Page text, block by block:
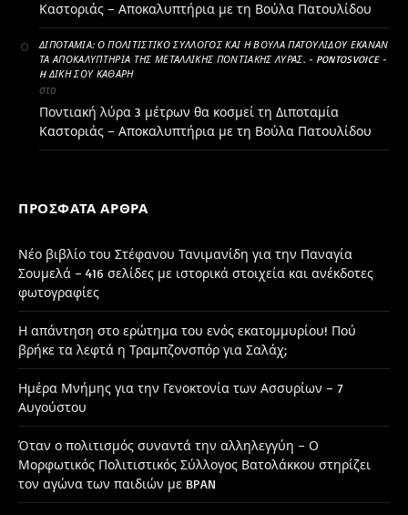
Καστοριάς – Αποκαλυπτήρια με τη Βούλα Πατουλίδου
ΔΙΠΟΤΑΜΊΑ: Ο ΠΟΛΙΤΙΣΤΙΚΌ ΣΎΛΛΟΓΟΣ ΚΑΙ Η ΒΟΎΛΑ ΠΑΤΟΥΛΊΔΟΥ ΈΚΑΝΑΝ
ΤΑ ΑΠΟΚΑΛΥΠΤΉΡΙΑ ΤΗΣ ΜΕΤΑΛΛΙΚΉΣ ΠΟΝΤΙΑΚΉΣ ΛΎΡΑΣ. - PONTOSVOICE -
H ΔΙΚΉ ΣΟΥ ΚΑΘΑΡΗ
στο
Ποντιακή λύρα 3 μέτρων θα κοσμεί τη Διποταμία
Καστοριάς – Αποκαλυπτήρια με τη Βούλα Πατουλίδου
ΠΡΌΣΦΑΤΑ ΆΡΘΡΑ
Νέο βιβλίο του Στέφανου Τανιμανίδη για την Παναγία
Σουμελά – 416 σελίδες με ιστορικά στοιχεία και ανέκδοτες
φωτογραφίες
Η απάντηση στο ερώτημα του ενός εκατομμυρίου! Πού
βρήκε τα λεφτά η Τραμπζονσπόρ για Σαλάχ;
Ημέρα Μνήμης για την Γενοκτονία των Ασσυρίων – 7
Αυγούστου
Όταν ο πολιτισμός συναντά την αλληλεγγύη – Ο
Μορφωτικός Πολιτιστικός Σύλλογος Βατολάκκου στηρίζει
τον αγώνα των παιδιών με BPAN